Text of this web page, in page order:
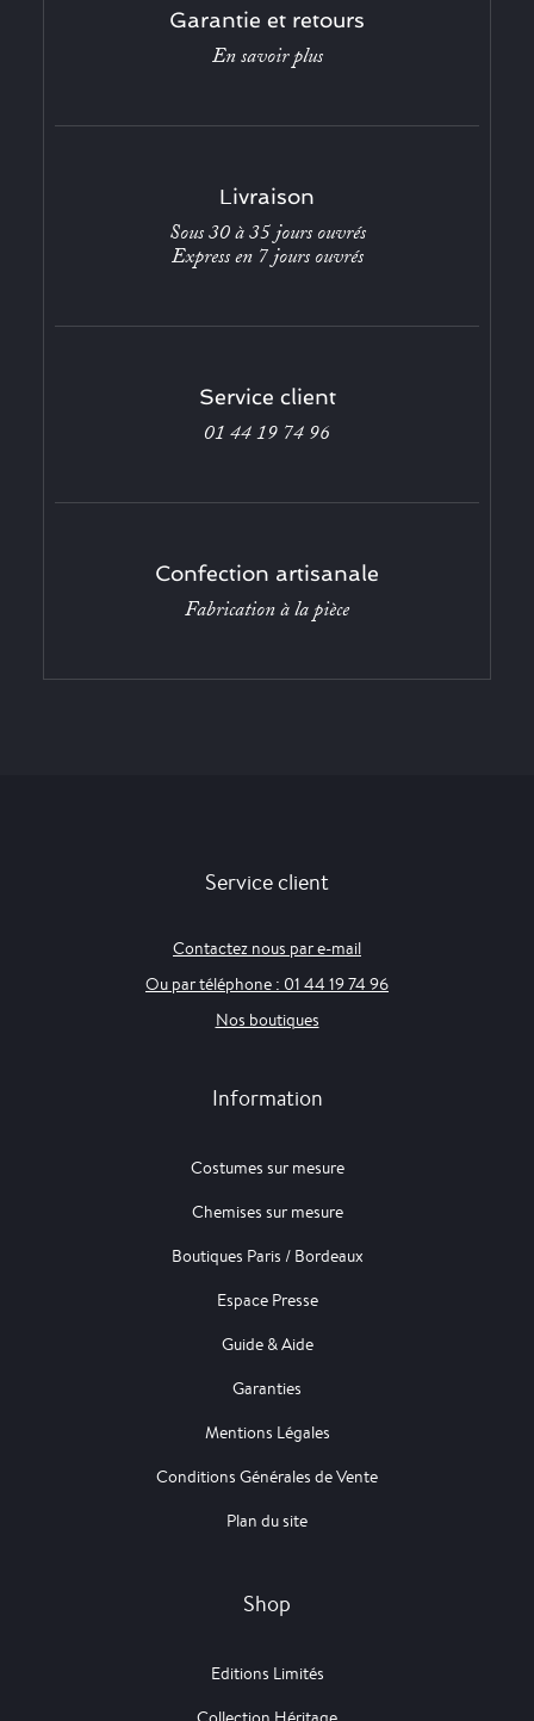
Garantie et retours
En savoir plus
Livraison
Sous 30 à 35 jours ouvrés
Express en 7 jours ouvrés
Service client
01 44 19 74 96
Confection artisanale
Fabrication à la pièce
Service client
Contactez nous par e-mail
Ou par téléphone : 01 44 19 74 96
Nos boutiques
Information
Costumes sur mesure
Chemises sur mesure
Boutiques Paris / Bordeaux
Espace Presse
Guide & Aide
Garanties
Mentions Légales
Conditions Générales de Vente
Plan du site
Shop
Editions Limités